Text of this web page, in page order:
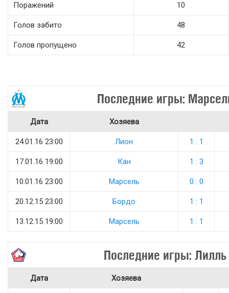
Поражений 10
Голов забито 48
Голов пропущено 42
Последние игры:
Дата Хозяева
24.01.16 23:00 Лион 1 : 1
17.01.16 19:00 Кан 1 : 3
10.01.16 23:00 Марсель 0 : 0
20.12.15 23:00 Бордо 1 : 1
13.12.15 19:00 Марсель 1 : 1
Последние игры: Лилль
Дата Хозяева